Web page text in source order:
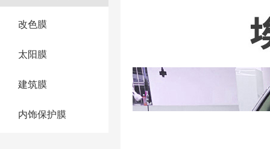
改色膜
太阳膜
建筑膜
内饰保护膜